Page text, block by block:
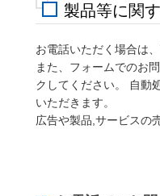
製品等に関
お電話いただく場合は
また、フォームでのお
クしてください。 自動
いただきます。
広告や製品,サービスの